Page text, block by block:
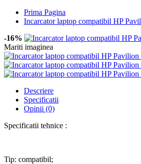
Prima Pagina
Incarcator laptop compatibil HP
-16%
Mariti imaginea
Descriere
Specificatii
Opinii (0)
Specificatii tehnice :
Tip: compatibil;